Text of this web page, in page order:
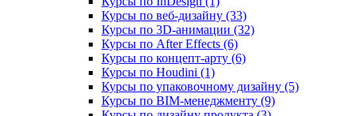
Курсы по веб‑дизайну (33)
Курсы по 3D‑анимации (32)
Курсы по After Effects (6)
Курсы по концепт‑арту (6)
Курсы по Houdini (1)
Курсы по упаковочному дизайну (5)
Курсы по BIM‑менеджменту (9)